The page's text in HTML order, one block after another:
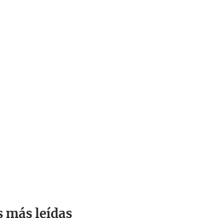
más leídas